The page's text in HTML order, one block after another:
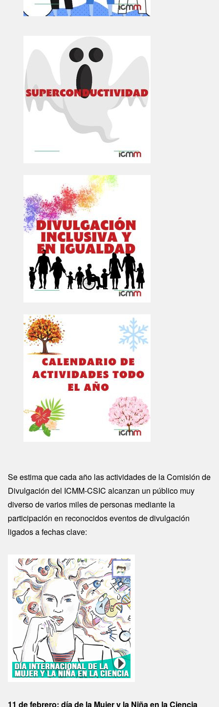
Image
Se estima que cada año las actividades de la Comisión de
Divulgación del ICMM-CSIC alcanzan un público muy
diverso de varios miles de personas mediante la
participación en reconocidos eventos de divulgación
ligados a fechas clave:
11 de febrero: día de la Mujer y la Niña en la Ciencia